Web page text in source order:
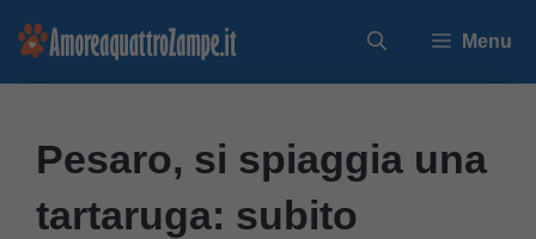
Vai
Menu
Pesaro, si spiaggia una
tartaruga: subito